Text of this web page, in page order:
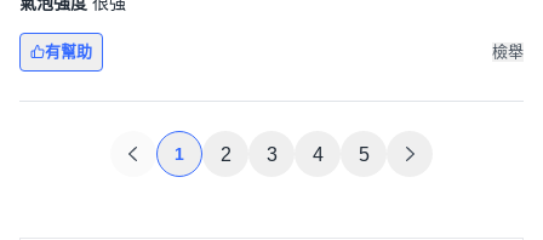
有幫助 檢舉
1 2 3 4 5